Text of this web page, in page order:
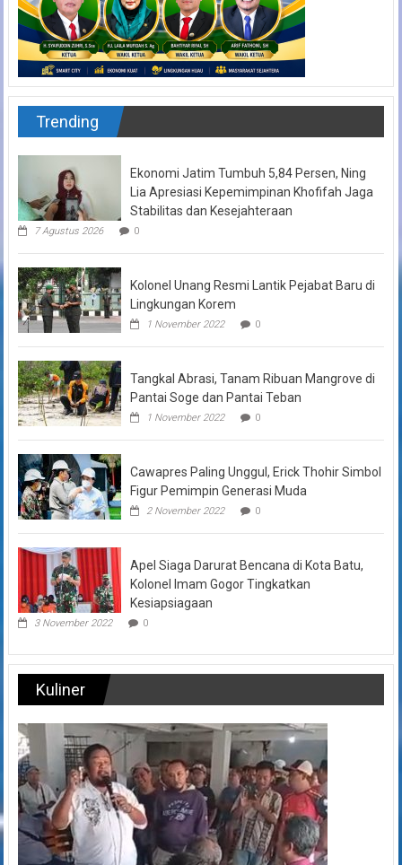
Trending
Ekonomi Jatim Tumbuh 5,84 Persen, Ning
Lia Apresiasi Kepemimpinan Khofifah Jaga
Stabilitas dan Kesejahteraan
7 Agustus 2026 0
Kolonel Unang Resmi Lantik Pejabat Baru di
Lingkungan Korem
1 November 2022 0
Tangkal Abrasi, Tanam Ribuan Mangrove di
Pantai Soge dan Pantai Teban
1 November 2022 0
Cawapres Paling Unggul, Erick Thohir Simbol
Figur Pemimpin Generasi Muda
2 November 2022 0
Apel Siaga Darurat Bencana di Kota Batu,
Kolonel Imam Gogor Tingkatkan
Kesiapsiagaan
3 November 2022 0
Kuliner